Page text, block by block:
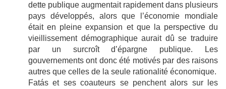
dette publique augmentait rapidement dans plusieurs
pays développés, alors que l’économie mondiale
était en pleine expansion et que la perspective du
vieillissement démographique aurait dû se traduire
par un surcroît d’épargne publique. Les
gouvernements ont donc été motivés par des raisons
autres que celles de la seule rationalité économique.
Fatás et ses coauteurs se penchent alors sur les